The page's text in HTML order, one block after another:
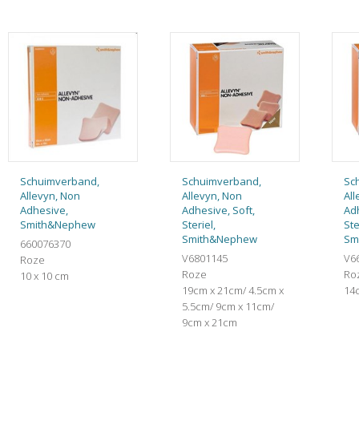
Schuimverband,
Allevyn, Non
Adhesive,
Smith&Nephew
660076370
Roze
10 x 10 cm
Schuimverband,
Allevyn, Non
Adhesive, Soft,
Steriel,
Smith&Nephew
V6801145
Roze
19cm x 21cm/ 4.5cm x
5.5cm/ 9cm x 11cm/
9cm x 21cm